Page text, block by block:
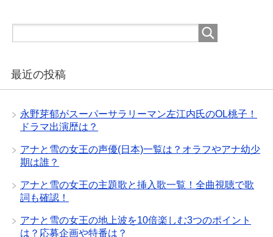
最近の投稿
永野芽郁がスーパーサラリーマン左江内氏のOL桃子！
ドラマ出演歴は？
アナと雪の女王の声優(日本)一覧は？オラフやアナ幼少
期は誰？
アナと雪の女王の主題歌と挿入歌一覧！全曲視聴で歌
詞も確認！
アナと雪の女王の地上波を10倍楽しむ3つのポイント
は？応募企画や特番は？